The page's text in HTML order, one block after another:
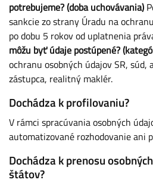
potrebujeme? (doba uchovávania)
sankcie zo strany Úradu na
po dobu 5 rokov od uplatnenia
môžu byť údaje postúpené?
ochranu osobných údajov SR,
zástupca, realitný maklér.
Dochádza k profilovaniu?
V rámci spracúvania osobných
automatizované rozhodovanie ani
Dochádza k prenosu
štátov?